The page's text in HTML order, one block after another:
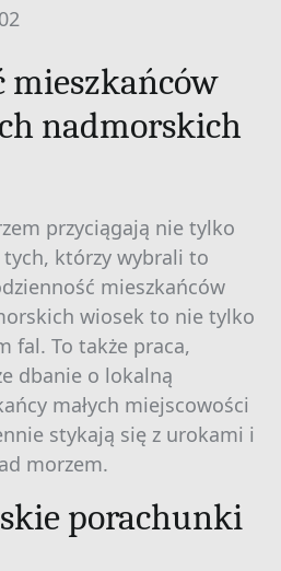
mieszkańców
nadmorskich
przyciągają nie tylko
którzy wybrali to
mieszkańców
wiosek to nie tylko
fal. To także praca,
dbanie o lokalną
małych miejscowości
stykają się z urokami i
morzem.
porachunki